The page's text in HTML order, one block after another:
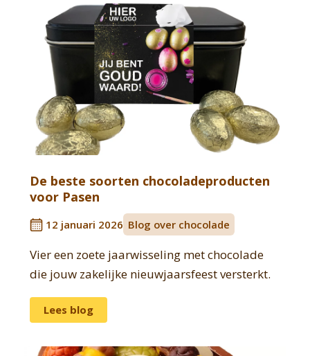
De beste soorten chocoladeproducten
voor Pasen
12 januari 2026 Blog over chocolade
Vier een zoete jaarwisseling met chocolade
die jouw zakelijke nieuwjaarsfeest versterkt.
Lees blog